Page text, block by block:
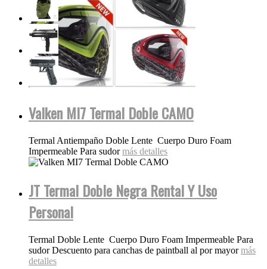
Valken MI7 Termal Doble CAMO
Termal Antiempaño Doble Lente Cuerpo Duro Foam
Impermeable Para sudormás detalles
JT Termal Doble Negra Rental Y Uso
Personal
Termal Doble Lente Cuerpo Duro Foam Impermeable Para
sudor Descuento para canchas de paintball al por mayormás
detalles